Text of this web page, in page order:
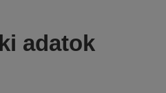
adatok